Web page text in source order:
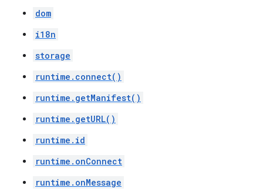
dom
i18n
storage
runtime.connect()
runtime.getManifest()
runtime.getURL()
runtime.id
runtime.onConnect
runtime.onMessage